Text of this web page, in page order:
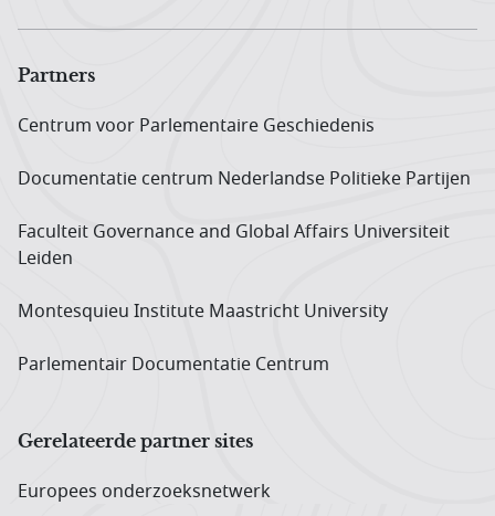
Partners
Centrum voor Parlementaire Geschiedenis
Documentatie centrum Neder­landse Politieke Partijen
Faculteit Governance and Global Affairs Universiteit
Leiden
Montesquieu Institute Maastricht University
Parlementair Documentatie Centrum
Gerelateerde partner sites
Europees onderzoeks­netwerk